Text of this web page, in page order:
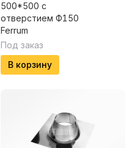
500*500 с
отверстием Ф150
Ferrum
Под заказ
В корзину